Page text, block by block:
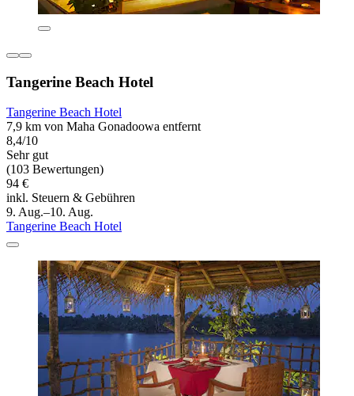
Tangerine Beach Hotel
Tangerine Beach Hotel
7,9 km von Maha Gonadoowa entfernt
8,4/10
Sehr gut
(103 Bewertungen)
94 €
inkl. Steuern & Gebühren
9. Aug.–10. Aug.
Tangerine Beach Hotel